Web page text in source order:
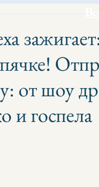
от шоу
и госпела
из 5 звезд.